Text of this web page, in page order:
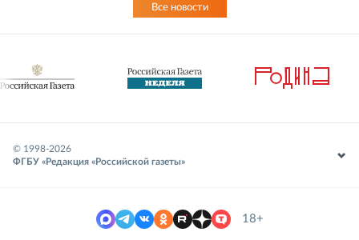
Все новости
© 1998-2026
ФГБУ «Редакция «Российской газеты»
18+